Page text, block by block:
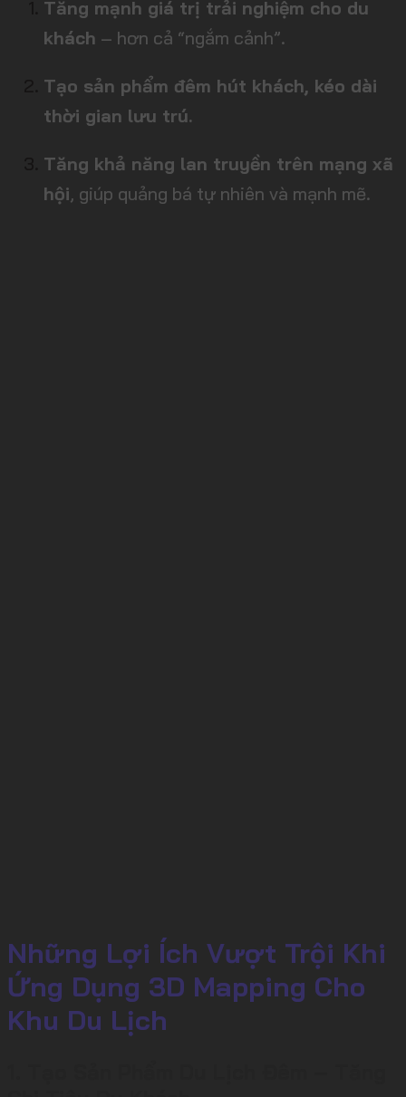
Tăng mạnh giá trị trải nghiệm cho du
khách – hơn cả “ngắm cảnh”.
Tạo sản phẩm đêm hút khách, kéo dài
thời gian lưu trú.
Tăng khả năng lan truyền trên mạng xã
hội, giúp quảng bá tự nhiên và mạnh mẽ.
Những Lợi Ích Vượt Trội Khi
Ứng Dụng 3D Mapping Cho
Khu Du Lịch